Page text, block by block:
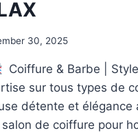
30, 2025
Coiffure & Barbe | Style
sur tous types de
détente et élégance
de coiffure pour